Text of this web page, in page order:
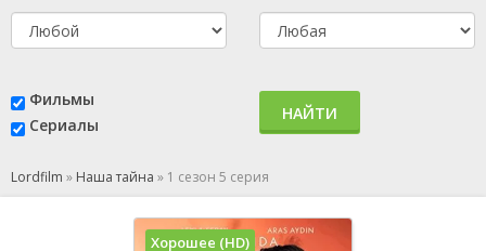
Фильмы
Сериалы
НАЙТИ
Lordfilm » Наша тайна » 1 сезон 5 серия
Хорошее (HD)